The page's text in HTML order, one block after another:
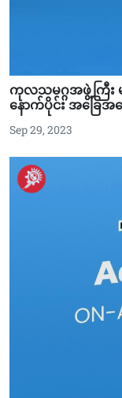
ကုလသမဂ္ဂအဖွဲ့ကြီး မ
နောက်ပိုင်း အခြေအ‌‌
Sep 29, 2023